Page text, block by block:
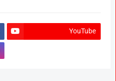
YouTube